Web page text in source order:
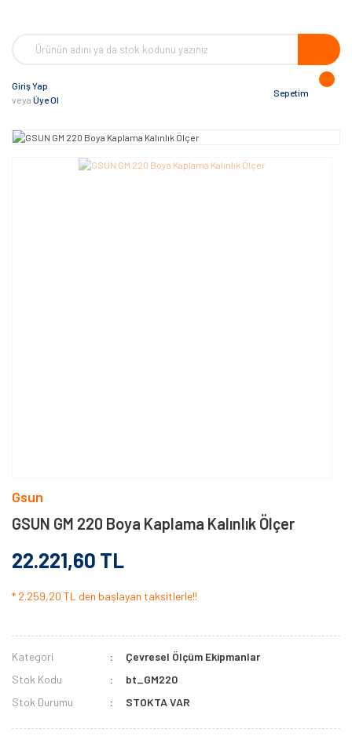
Giriş Yap
veya Üye Ol
Sepetim
Gsun
GSUN GM 220 Boya Kaplama Kalınlık Ölçer
22.221,60 TL
* 2.259,20 TL den başlayan taksitlerle!!
Kategori
Çevresel Ölçüm Ekipmanlar
Stok Kodu
bt_GM220
Stok Durumu
STOKTA VAR